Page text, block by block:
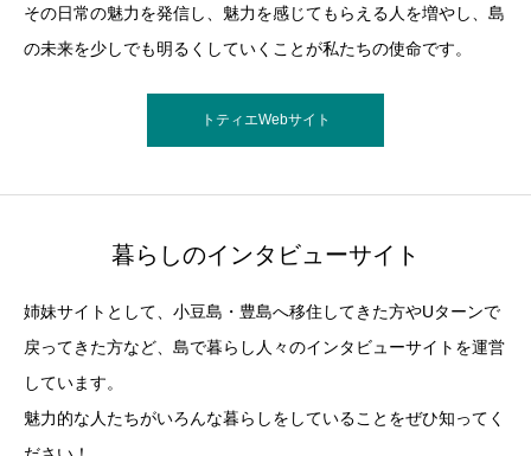
その日常の魅力を発信し、魅力を感じてもらえる人を増やし、島
の未来を少しでも明るくしていくことが私たちの使命です。
トティエWebサイト
暮らしのインタビューサイト
姉妹サイトとして、小豆島・豊島へ移住してきた方やUターンで
戻ってきた方など、島で暮らし人々のインタビューサイトを運営
しています。
魅力的な人たちがいろんな暮らしをしていることをぜひ知ってく